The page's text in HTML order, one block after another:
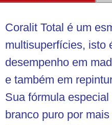
Coralit Total é um
multisuperfícies, isto
desempenho em
e também em
Sua fórmula
branco puro por mais